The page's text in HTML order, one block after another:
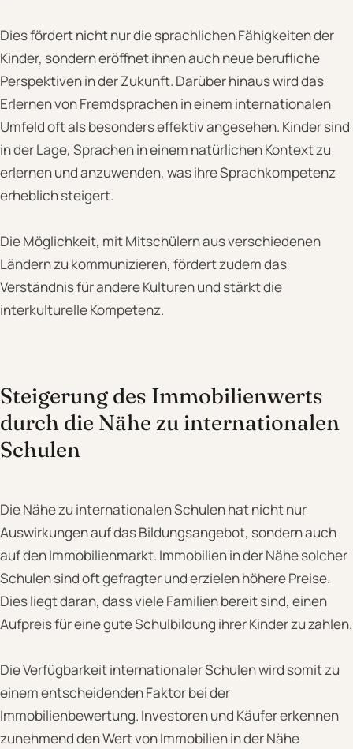
Dies fördert nicht nur die sprachlichen Fähigkeiten der
Kinder, sondern eröffnet ihnen auch neue berufliche
Perspektiven in der Zukunft. Darüber hinaus wird das
Erlernen von Fremdsprachen in einem internationalen
Umfeld oft als besonders effektiv angesehen. Kinder sind
in der Lage, Sprachen in einem natürlichen Kontext zu
erlernen und anzuwenden, was ihre Sprachkompetenz
erheblich steigert.
Die Möglichkeit, mit Mitschülern aus verschiedenen
Ländern zu kommunizieren, fördert zudem das
Verständnis für andere Kulturen und stärkt die
interkulturelle Kompetenz.
Steigerung des Immobilienwerts
durch die Nähe zu internationalen
Schulen
Die Nähe zu internationalen Schulen hat nicht nur
Auswirkungen auf das Bildungsangebot, sondern auch
auf den Immobilienmarkt. Immobilien in der Nähe solcher
Schulen sind oft gefragter und erzielen höhere Preise.
Dies liegt daran, dass viele Familien bereit sind, einen
Aufpreis für eine gute Schulbildung ihrer Kinder zu zahlen.
Die Verfügbarkeit internationaler Schulen wird somit zu
einem entscheidenden Faktor bei der
Immobilienbewertung. Investoren und Käufer erkennen
zunehmend den Wert von Immobilien in der Nähe